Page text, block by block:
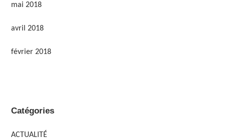
mai 2018
avril 2018
février 2018
Catégories
ACTUALITÉ